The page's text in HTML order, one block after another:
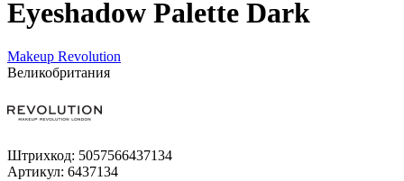
Eyeshadow Palette Dark
Makeup Revolution
Великобритания
Штрихкод: 5057566437134
Артикул: 6437134